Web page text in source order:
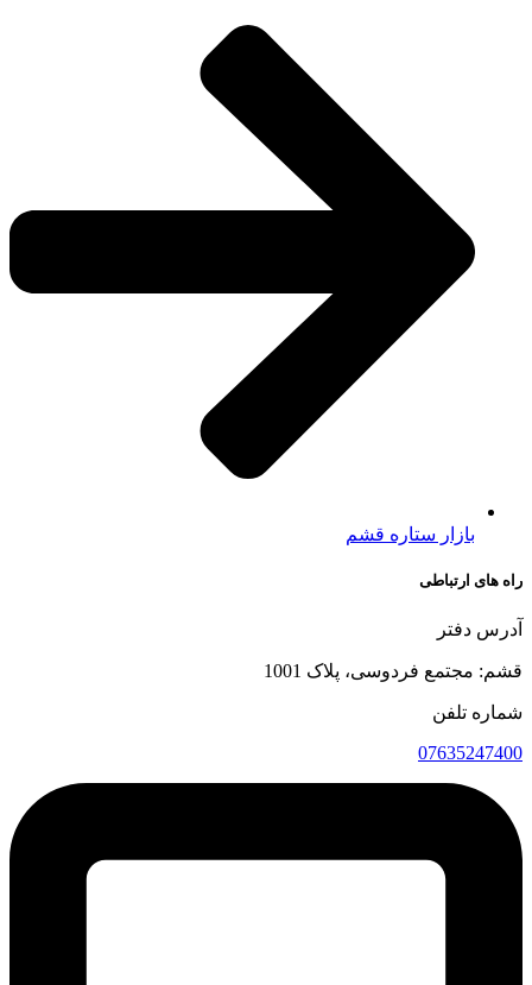
بازار ستاره قشم
راه های ارتباطی
آدرس دفتر
قشم: مجتمع فردوسی، پلاک 1001
شماره تلفن
07635247400